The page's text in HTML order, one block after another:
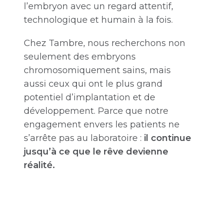
l’embryon avec un regard attentif,
technologique et humain à la fois.
Chez Tambre, nous recherchons non
seulement des embryons
chromosomiquement sains, mais
aussi ceux qui ont le plus grand
potentiel d’implantation et de
développement. Parce que notre
engagement envers les patients ne
s’arrête pas au laboratoire : il continue
jusqu’à ce que le rêve devienne
réalité.